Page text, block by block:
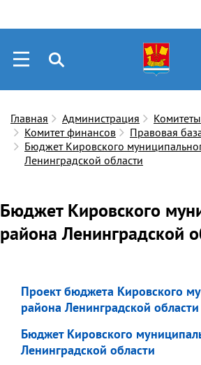
Главная Администрация
Комитеты
Комитет финансов
Правовая
Бюджет Кировского
Ленинградской области
Бюджет Кировского
района Ленинградской
Проект бюджета Кировского
района Ленинградской области
БюджетКировского
Ленинградской области